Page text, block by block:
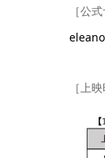
［公
［上